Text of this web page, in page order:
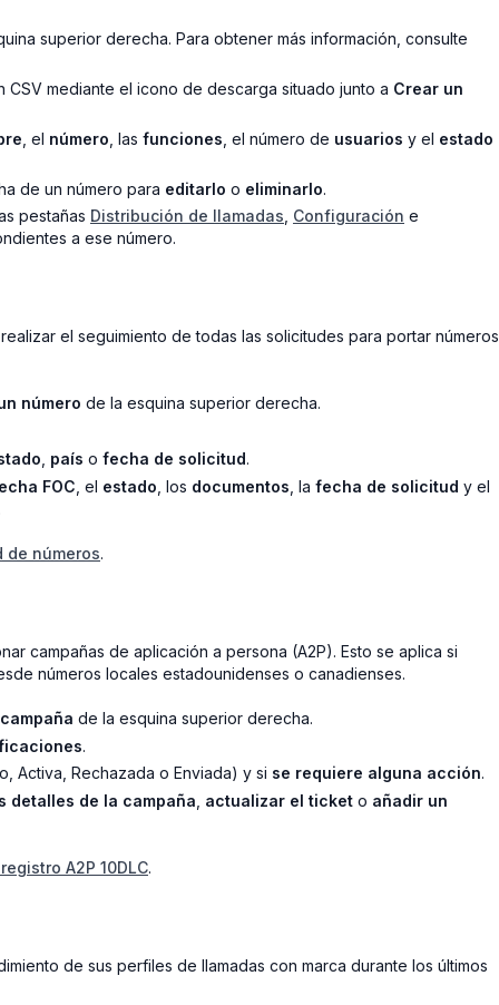
superior derecha. Para obtener más información, consulte
mediante el icono de descarga situado junto a Crear un
, el número , las funciones , el número de usuarios y el estado
de un número para editarlo o eliminarlo.
pestañas Distribución de llamadas Configuración e
a ese número.
el seguimiento de todas las solicitudes para portar números
número de la esquina superior derecha.
país o fecha de solicitud.
FOC , el estado , los documentos , la fecha de solicitud y el
de números.
campañas de aplicación a persona (A2P). Esto se aplica si
números locales estadounidenses o canadienses.
de la esquina superior derecha.
.
Activa, Rechazada o Enviada) y si se requiere alguna acción.
detalles de la campaña actualizar el ticket o añadir un
A2P 10DLC.
de sus perfiles de llamadas con marca durante los últimos